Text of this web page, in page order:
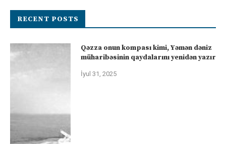
RECENT POSTS
Qəzza onun kompası kimi, Yəmən dəniz
müharibəsinin qaydalarını yenidən yazır
İyul 31, 2025